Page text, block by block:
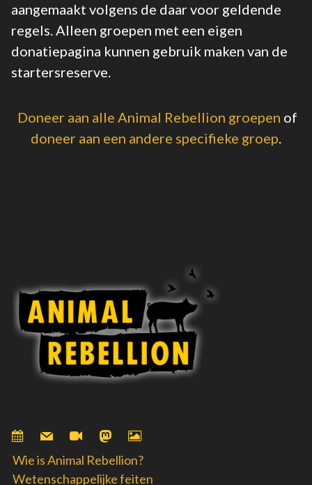
aangemaakt volgens de daar voor geldende
regels. Alleen groepen met een eigen
donatiepagina kunnen gebruik maken van de
startersreserve.
Doneer aan alle Animal Rebellion groepen of
doneer aan een andere specifieke groep.
Wie is Animal Rebellion?
Wetenschappelijke feiten